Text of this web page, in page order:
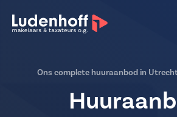
Ons complete huuraanbod in